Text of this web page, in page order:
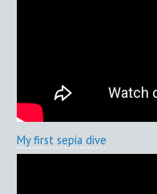
My first sepia dive